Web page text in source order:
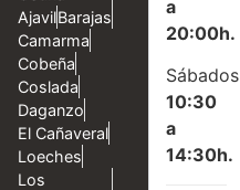
AjavilBarajas
Camarma
Cobeña
Coslada
Daganzo
El Cañaveral
Loeches
Los
a
20:00h.
Sábados
10:30
a
14:30h.